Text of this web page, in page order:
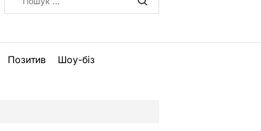
Позитив Шоу-біз